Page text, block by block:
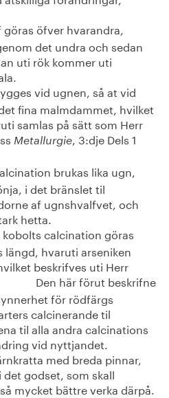
göras öfver hvarandra,
det undra och sedan
uti rök kommer uti
vid ugnen, så at vid
fina malmdammet, hvilket
samlas på sätt som Herr
Metallurgie, 3:dje Dels 1
brukas lika ugn,
i det bränslet til
af ugnshvalfvet, och
hetta.
kobolts calcination göras
hvaruti arseniken
beskrifves uti Herr
här förut beskrifne
för rödfärgs
calcinerande til
til alla andra calcinations
vid nyttjandet.
med breda pinnar,
godset, som skall
mycket bättre verka därpå.